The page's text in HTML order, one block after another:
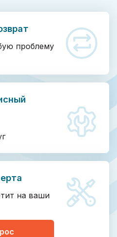
проблему
на ваши